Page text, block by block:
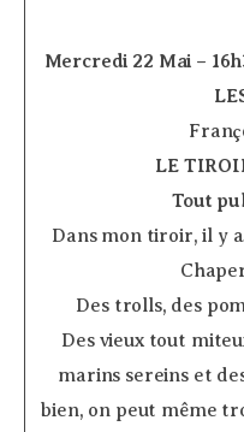
Mercredi 22 Mai –
LE
Tout
Dans mon tiroir, il y
Des trolls, des
Des vieux tout
marins sereins et
bien, on peut même